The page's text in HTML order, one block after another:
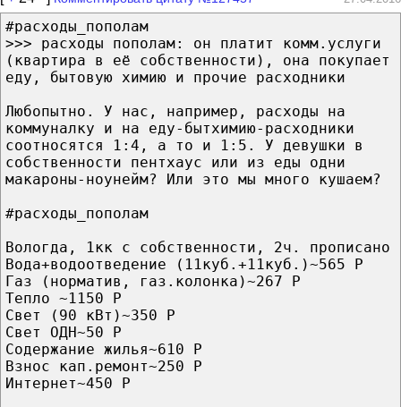
#расходы_пополам
>>> расходы пополам: он платит комм.услуги
(квартира в её собственности), она покупает
еду, бытовую химию и прочие расходники
Любопытно. У нас, например, расходы на
коммуналку и на еду-бытхимию-расходники
соотносятся 1:4, а то и 1:5. У девушки в
собственности пентхаус или из еды одни
макароны-ноунейм? Или это мы много кушаем?
#расходы_пополам
Вологда, 1кк с собственности, 2ч. прописано
Вода+водоотведение (11куб.+11куб.)~565 Р
Газ (норматив, газ.колонка)~267 Р
Тепло ~1150 Р
Свет (90 кВт)~350 Р
Свет ОДН~50 Р
Содержание жилья~610 Р
Взнос кап.ремонт~250 Р
Интернет~450 Р